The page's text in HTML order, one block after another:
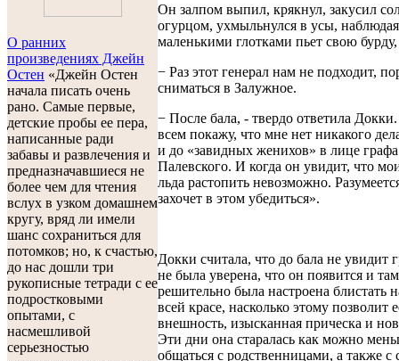
О ранних
произведениях Джейн
Остен «Джейн Остен
начала писать очень
рано. Самые первые,
детские пробы ее пера,
написанные ради
забавы и развлечения и
предназначавшиеся не
более чем для чтения
вслух в узком домашнем
кругу, вряд ли имели
шанс сохраниться для
потомков; но, к счастью,
до нас дошли три
рукописные тетради с ее
подростковыми
опытами, с
насмешливой
серьезностью
Он залпом выпил, крякнул, закусил
огурцом, ухмыльнулся в усы,
маленькими глотками пьет свою бурду,
− Раз этот генерал нам не подходит,
сниматься в Залужное.
− После бала, - твердо ответила
всем покажу, что мне нет никакого
и до «завидных женихов» в лице графа
Палевского. И когда он увидит, что
льда растопить невозможно.
захочет в этом убедиться».
Докки считала, что до бала не увидит
не была уверена, что он появится и
решительно была настроена блистать
всей красе, насколько этому позволит
внешность, изысканная прическа и
Эти дни она старалась как можно
общаться с родственницами, а также с